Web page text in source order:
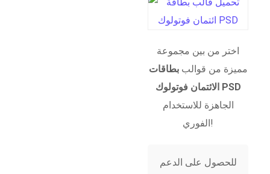
اختر من بين مجموعة
مميزة من قوالببطاقات
الائتمان فوتولوك PSD
الجاهزة للاستخدام
الفوري!
للحصول على الدعم